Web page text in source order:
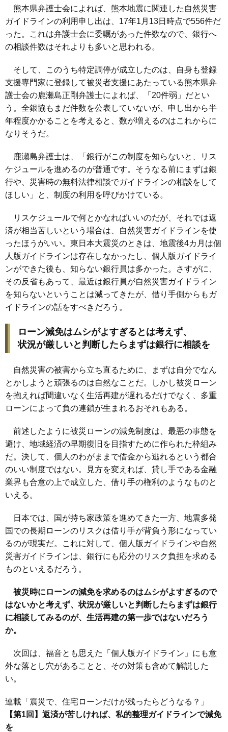
熊本県弁護士会によれば、熊本地震に関連した自然災害
ガイドラインの利用申し出は、17年1月13日時点で556件だ
った。これは弁護士会に委嘱があった件数なので、銀行へ
の相談件数はそれよりも多いと思われる。
そして、このうち特定調停が成立したのは、自身も登録
支援専門家に登録して被災者支援にあたっている熊本県弁
護士会の鹿瀬島正剛弁護士によれば、「20件弱」だとい
う。全銀協もまだ件数を公表していないが、申し出から半
年程度かかることを考えると、数が増えるのはこれからに
なりそうだ。
鹿瀬島弁護士は、「銀行がこの制度を知らないと、リス
ケジュールを進めるのが普通です。そうなる前にまずは銀
行や、災害時の無料法律相談でガイドラインの相談をして
ほしい」と、制度の利用を呼びかけている。
リスケジュールで何とかなればいいのだが、それでは返
済が相当苦しいという場合は、自然災害ガイドラインを使
ったほうがいい。東日本大震災のときは、地震後4カ月は個
人版ガイドラインは存在しなかったし、個人版ガイドライ
ンができた後も、知らない銀行員は多かった。さすがに、
その反省もあって、最近は銀行員が自然災害ガイドライン
を知らないということは減ってきたが、借り手側からもガ
イドラインの話をすべきだろう。
ローン減免はムシがよすぎるとは考えず、
状況が厳しいと判断したらまずは銀行に相談を
自然災害の被害から立ち直るために、まずは自分でなん
とかしようと頑張るのは自然なことだ。しかし被災ローン
を抱えれば間違いなく生活再建が遅れるだけでなく、多重
ローンによって負の連鎖が生まれるおそれもある。
前述したように被災ローンの減免制度は、最悪の事態を
避け、地域経済の早期復旧を目指すために作られた枠組み
だ。決して、個人のわがままで借金から逃れるという都合
のいい制度ではない。見方を変えれば、貸し手である金融
業界も合意の上で成立した、借り手の権利のようなものと
いえる。
日本では、国が持ち家政策を進めてきた一方、地震多発
国での長期ローンのリスクは借り手が背負う形になってい
るのが現実だ。これに対して、個人版ガイドラインや自然
災害ガイドラインは、銀行にも応分のリスク負担を求める
ものといえるだろう。
被災時にローンの減免を求めるのはムシがよすぎるので
はないかと考えず、状況が厳しいと判断したらまずは銀行
に相談してみるのが、生活再建の第一歩ではないだろう
か。
次回は、福音とも思えた「個人版ガイドライン」にも意
外な落とし穴があることと、その対策も含めて解説した
い。
連載「震災で、住宅ローンだけが残ったらどうなる？」
【第1回】返済が苦しければ、私的整理ガイドラインで減免
を